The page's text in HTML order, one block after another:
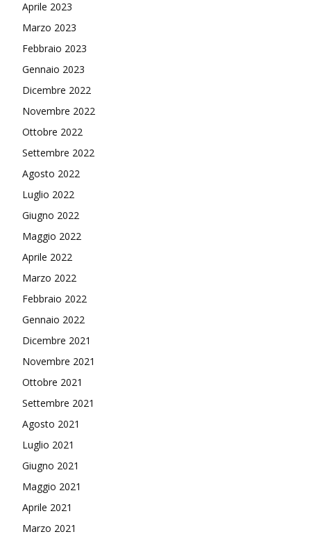
Aprile 2023
Marzo 2023
Febbraio 2023
Gennaio 2023
Dicembre 2022
Novembre 2022
Ottobre 2022
Settembre 2022
Agosto 2022
Luglio 2022
Giugno 2022
Maggio 2022
Aprile 2022
Marzo 2022
Febbraio 2022
Gennaio 2022
Dicembre 2021
Novembre 2021
Ottobre 2021
Settembre 2021
Agosto 2021
Luglio 2021
Giugno 2021
Maggio 2021
Aprile 2021
Marzo 2021